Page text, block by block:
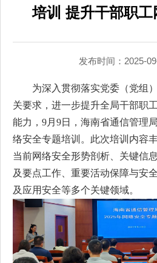
培训 提升干部职
发布时间：2025-
为深入贯彻落实党委（党组
关要求，进一步提升全局干部职
能力，9月9日，海南省通信管理
络安全专题培训。此次培训内容
当前网络安全形势剖析、关键信
及要点工作、重要活动保障与安
及应用安全等多个关键领域。